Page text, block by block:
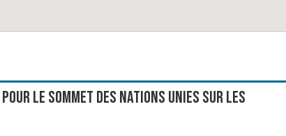
le Sommet des Nations Unies sur les